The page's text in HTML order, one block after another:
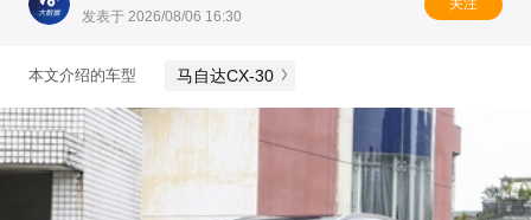
发表于 2026/08/06 16:30
关注
本文介绍的车型 马自达CX-30